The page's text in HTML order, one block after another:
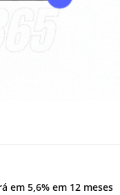
em 5,6% em 12 meses